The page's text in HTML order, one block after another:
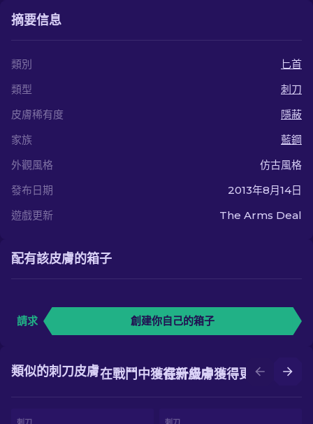
摘要信息
類別
匕首
類型
刺刀
皮膚稀有度
隱蔽
家族
藍鋼
外觀風格
仿古風格
發布日期
2013年8月14日
遊戲更新
The Arms Deal
配有該皮膚的箱子
請求 創建你自己的箱子
在升級中獲得更好的皮膚
在戰鬥中獲得新皮膚
類似的刺刀皮膚